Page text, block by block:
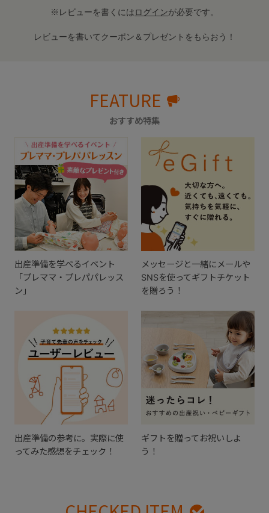
※レビューを書くにはログインが必要です。
レビューを書いてクーポン＆プレゼントをもらおう！
FEATURE
おすすめ特集
出産準備を学べるイベント
「プレママ・プレパパレッス
ン」
メッセージと一緒にメールや
SNSを使ってギフトチケット
を贈ろう！
出産準備の参考に。実際に使
ってみた感想をチェック！
ギフトを贈ってお祝いしよ
う！